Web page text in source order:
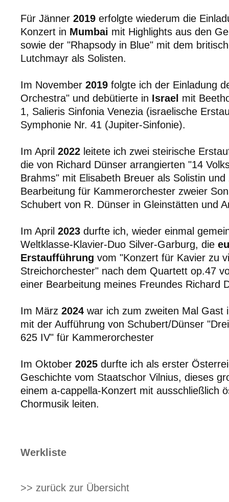
Für Jänner 2019 erfolgte wiederum die
Konzert in Mumbai mit Highlights aus den
sowie der "Rhapsody in Blue" mit dem
Lutchmayr als Solisten.
Im November 2019 folgte ich der Einladung
Orchestra" und debütierte in Israel mit
1, Salieris Sinfonia Venezia (israelische
Symphonie Nr. 41 (Jupiter-Sinfonie).
Im April 2022 leitete ich zwei steirische
die von Richard Dünser arrangierten "14
Brahms" mit Elisabeth Breuer als Solistin
Bearbeitung für Kammerorchester zweier
Schubert von R. Dünser in Gleinstätten und
Im April 2023 durfte ich, wieder einmal
Weltklasse-Klavier-Duo Silver-Garburg, die
Erstaufführung vom "Konzert für Kavier zu
Streichorchester" nach dem Quartett op.47
einer Bearbeitung meines Freundes Richard
Im März 2024 war ich zum zweiten Mal Gast
mit der Aufführung von Schubert/Dünser
625 IV" für Kammerorchester
Im Oktober 2025 durfte ich als erster
Geschichte vom Staatschor Vilnius, dieses
einem a-cappella-Konzert mit ausschließlich
Chormusik leiten.
Werkliste
>> zurück zur Übersicht